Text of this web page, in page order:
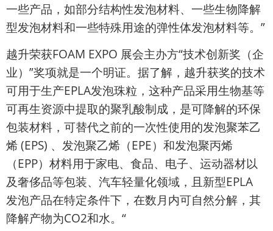
一些产品，如部分结构性发泡材料、一些生物降解
型发泡材料和一些特殊用途的弹性体发泡材料等。”
越升荣获FOAM EXPO 展会主办方“技术创新奖（企
业）”奖项就是一个明证。据了解，越升获奖的技术
可用于生产EPLA发泡珠粒，这种产品采用生物基等
可再生资源中提取的聚乳酸制成，是可降解的环保
包装材料，可替代之前的一次性使用的发泡聚苯乙
烯 (EPS) 、发泡聚乙烯（EPE）和发泡聚丙烯
（EPP）材料用于家电、食品、电子、运动器材以
及奢侈品等包装、汽车轻量化领域，且新型EPLA
发泡产品在特定条件下，在数月内可自然分解，其
降解产物为CO2和水。“